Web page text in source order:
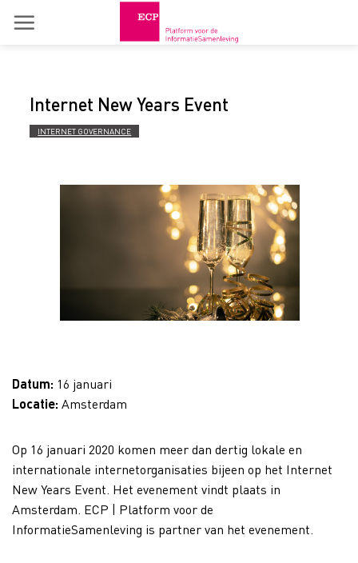
Internet New Years Event
INTERNET GOVERNANCE
Datum: 16 januari
Locatie: Amsterdam
Op 16 januari 2020 komen meer dan dertig lokale en
internationale internetorganisaties bijeen op het Internet
New Years Event. Het evenement vindt plaats in
Amsterdam. ECP | Platform voor de
InformatieSamenleving is partner van het evenement.